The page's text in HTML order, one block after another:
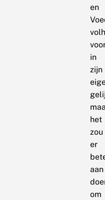
en
in
zijn
het
zou
er
aan
om